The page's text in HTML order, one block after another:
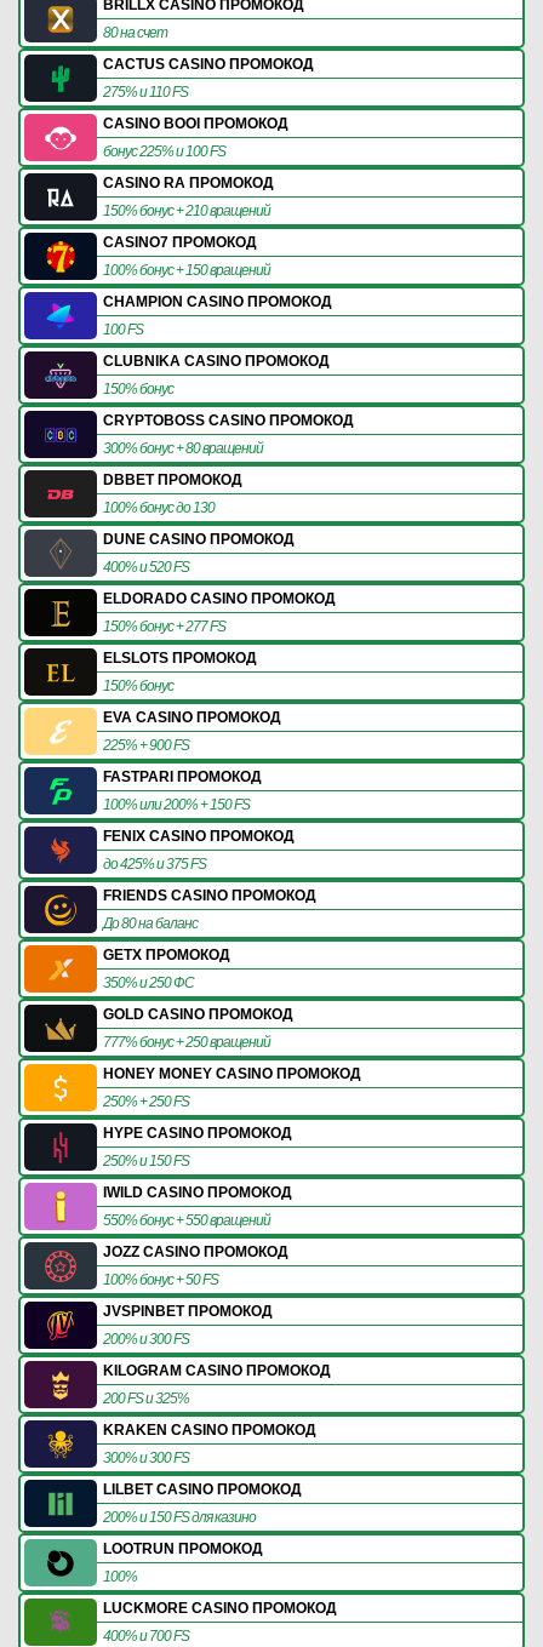
BRILLX CASINO ПРОМОКОД
80 на счет
CACTUS CASINO ПРОМОКОД
275% и 110 FS
CASINO BOOI ПРОМОКОД
бонус 225% и 100 FS
CASINO RA ПРОМОКОД
150% бонус + 210 вращений
CASINO7 ПРОМОКОД
100% бонус + 150 вращений
CHAMPION CASINO ПРОМОКОД
100 FS
CLUBNIKA CASINO ПРОМОКОД
150% бонус
CRYPTOBOSS CASINO ПРОМОКОД
300% бонус + 80 вращений
DBBET ПРОМОКОД
100% бонус до 130
DUNE CASINO ПРОМОКОД
400% и 520 FS
ELDORADO CASINO ПРОМОКОД
150% бонус + 277 FS
ELSLOTS ПРОМОКОД
150% бонус
EVA CASINO ПРОМОКОД
225% + 900 FS
FASTPARI ПРОМОКОД
100% или 200% + 150 FS
FENIX CASINO ПРОМОКОД
до 425% и 375 FS
FRIENDS CASINO ПРОМОКОД
До 80 на баланс
GETX ПРОМОКОД
350% и 250 ФС
GOLD CASINO ПРОМОКОД
777% бонус + 250 вращений
HONEY MONEY CASINO ПРОМОКОД
250% + 250 FS
HYPE CASINO ПРОМОКОД
250% и 150 FS
IWILD CASINO ПРОМОКОД
550% бонус + 550 вращений
JOZZ CASINO ПРОМОКОД
100% бонус + 50 FS
JVSPINBET ПРОМОКОД
200% и 300 FS
KILOGRAM CASINO ПРОМОКОД
200 FS и 325%
KRAKEN CASINO ПРОМОКОД
300% и 300 FS
LILBET CASINO ПРОМОКОД
200% и 150 FS для казино
LOOTRUN ПРОМОКОД
100%
LUCKMORE CASINO ПРОМОКОД
400% и 700 FS